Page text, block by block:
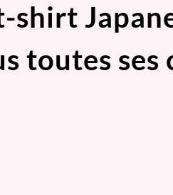
shirt
toutes ses